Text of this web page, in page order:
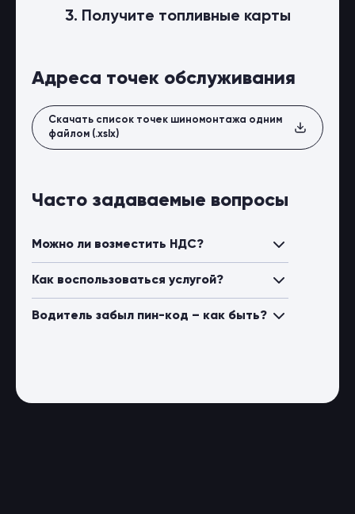
3. Получите топливные карты
Адреса точек обслуживания
Скачать список точек шиномонтажа одним
файлом (.xslx)
Часто задаваемые вопросы
Можно ли возместить НДС?
Как воспользоваться услугой?
Водитель забыл пин-код – как быть?